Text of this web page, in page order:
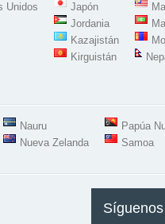
Unidos
Japón
Jordania
Kazajistán
Kirguistán
Nauru
Nueva Zelanda
Papúa
Samoa